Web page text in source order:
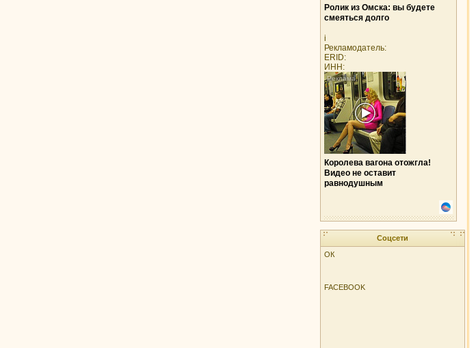
Ролик из Омска: вы будете
смеяться долго
i
Рекламодатель:
ERID:
ИНН:
Королева вагона отожгла!
Видео не оставит
равнодушным
Соцсети
ОК
FACEBOOK